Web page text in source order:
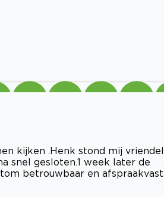
kijken .Henk stond mij
snel gesloten.1 week later de
betrouwbaar en afspraakvast